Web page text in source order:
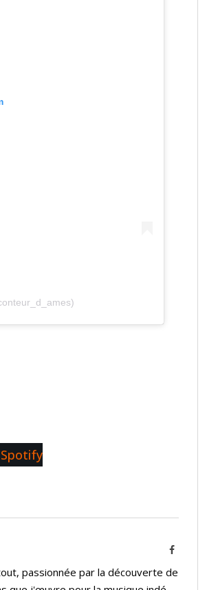
Spotify
Facebook
passionnée par la découverte de